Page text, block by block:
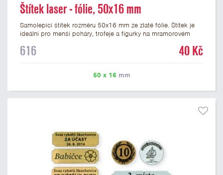
Štítek laser - fólie, 50x16 mm
Samolepicí štítek rozměru 50x16 mm ze zlaté fólie. Štítek je
ideální pro menší poháry, trofeje a figurky na mramorovém
nebo text. U textu doporučujeme maximálně 3 řádky, aby byla
možné přiložit v prvním kroku objednávky.
616 40 Kč
50 x 16mm